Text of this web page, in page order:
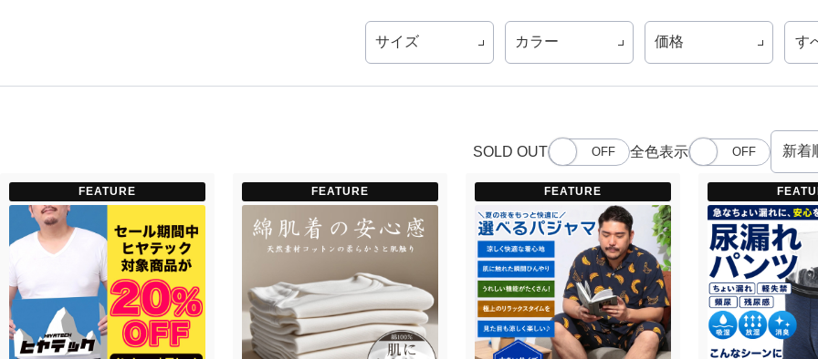
サイズ カラー 価格 す
SOLD OUT 全色表示
FEATURE FEATURE FEATURE